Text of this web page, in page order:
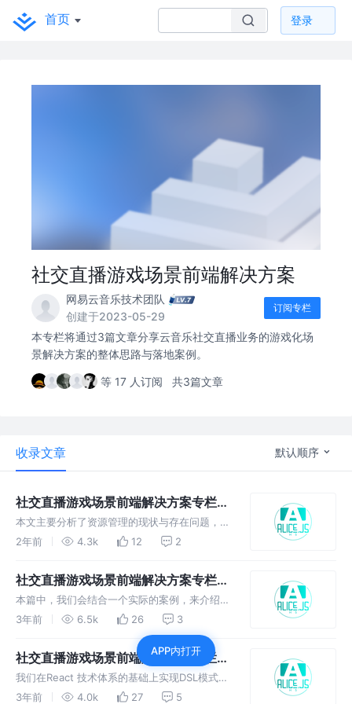
首页 登录
社交直播游戏场景前端解决方案
网易云音乐技术团队
创建于2023-05-29
订阅专栏
本专栏将通过3篇文章分享云音乐社交直播业务的游戏化场
景解决方案的整体思路与落地案例。
等 17 人订阅 共3篇文章
收录文章 默认顺序
社交直播游戏场景前端解决方案专栏
（三）： 通用资源管理器
本文主要分析了资源管理的现状与存在问题，在
业务游戏化背景下，探索了符合社交直播业务发
使用方式，如果您对此内容感兴趣，可以评论交
流。
2年前 4.3k 12 2
社交直播游戏场景前端解决方案专栏
（二）：小游戏开发 The React Way
本篇中，我们会结合一个实际的案例，来介绍如
何通过 Alice，使用 React 的方式高效开发 H5
3年前 6.5k 26 3
社交直播游戏场景前端解决方案专栏
（一）：关于Alice.js的起点
我们在React 技术体系的基础上实现DSL模式的
H5游戏开发能力，包括UI构建、资源管理、动
3年前 4.0k 27 5
APP内打开